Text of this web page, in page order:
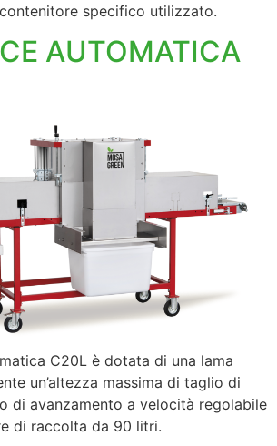
specifico utilizzato.
AUTOMATICA
C20L è dotata di una lama
un’altezza massima di taglio di
di avanzamento a velocità regolabile
di raccolta da 90 litri.